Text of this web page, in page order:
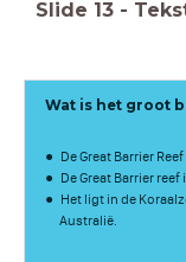
Slide 13 -
Wat is het groot
De Great Barrier
De Great Barrier
Het ligt in de
Australië.